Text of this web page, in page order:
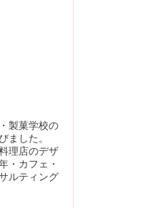
製菓学校の
ました。
理店のデザ
・カフェ・
ルティング